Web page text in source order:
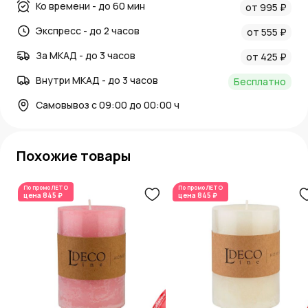
Ко времени - до 60 мин
от 995 ₽
Экспресс - до 2 часов
от 555 ₽
За МКАД - до 3 часов
от 425 ₽
Внутри МКАД - до 3 часов
Бесплатно
Самовывоз с 09:00 до 00:00 ч
Похожие товары
По промоЛЕТО
цена 845 ₽
По промоЛЕТО
цена 845 ₽